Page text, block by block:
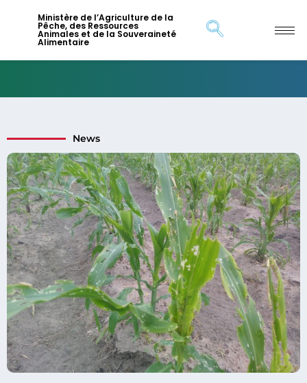
Ministère de l’Agriculture de la
Pêche, des Ressources
Animales et de la Souveraineté
Alimentaire
News